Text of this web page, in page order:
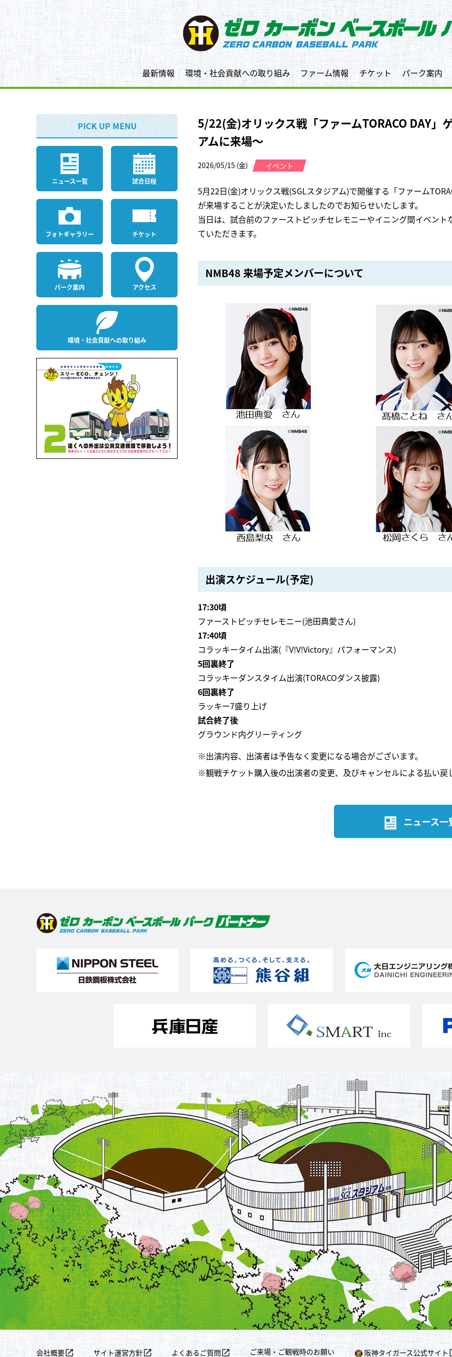
最新情報 環境・社会貢献への取り組み ファーム情報 チケット パーク案内
PICK UP MENU
ニュース一覧 試合日程
フォトギャラリー チケット
パーク案内 アクセス
環境・社会貢献への取り組み
5/22(金)オリックス戦「ファームTORACO DAY」
アムに来場～
2026/05/15（金） イベント
5月22日(金)オリックス戦(SGLスタジアム)で開催する「ファーム
が来場することが決定いたしましたのでお知らせいたします。
当日は、試合前のファーストピッチセレモニーやイニング間イベン
ていただきます。
NMB48 来場予定メンバーについて
出演スケジュール(予定)
17:30頃
ファーストピッチセレモニー(池田典愛さん)
17:40頃
コラッキータイム出演(『V!V!Victory』パフォーマンス)
5回裏終了
コラッキーダンスタイム出演(TORACOダンス披露)
6回裏終了
ラッキー7盛り上げ
試合終了後
グラウンド内グリーティング
※出演内容、出演者は予告なく変更になる場合がございます。
※観戦チケット購入後の出演者の変更、及びキャンセルによる払い戻
ニュース一
会社概要 サイト運営方針 よくあるご質問 ご来場・ご観戦時のお願い 阪神タイガース公式サイト